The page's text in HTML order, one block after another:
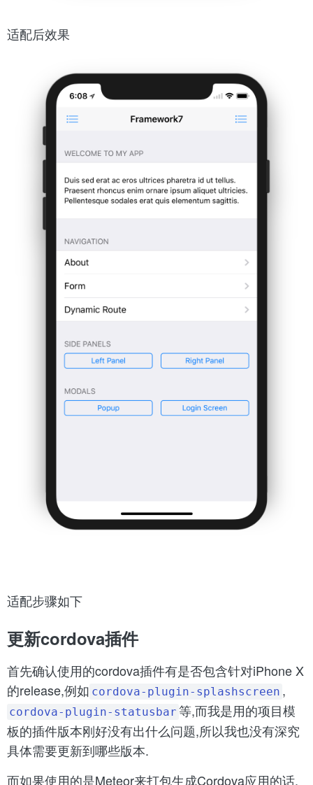
适配后效果
适配步骤如下
更新cordova插件
首先确认使用的cordova插件有是否包含针对iPhone X
的release,例如 cordova-plugin-splashscreen ,
cordova-plugin-statusbar 等,而我是用的项目模
板的插件版本刚好没有出什么问题,所以我也没有深究
具体需要更新到哪些版本.
而如果使用的是Meteor来打包生成Cordova应用的话,